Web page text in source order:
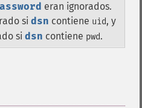
eran ignorados.
si dsn contiene uid, y
si dsn contiene pwd.